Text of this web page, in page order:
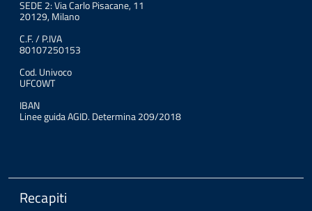
SEDE 2: Via Carlo Pisacane, 11
20129, Milano
C.F. / P.IVA
80107250153
Cod. Univoco
UFC0WT
IBAN
Linee guida AGID. Determina 209/2018
Recapiti